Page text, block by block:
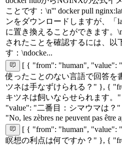
ことです：\n''' docker pull
ンをダウンロードしますが、「
に置き換えることができます。
されたことを確認するには、以
す：\ndocke...
[ { "from": "human",
使ったことのない言語で回答を
ツネは手なずけられる？" }, {
キツネは飼いならせられます。
"value": "二番目：シマウマは？
"No, les zèbres ne peuvent pas être
[ { "from": "human",
瞑想の利点は何ですか？" }, {